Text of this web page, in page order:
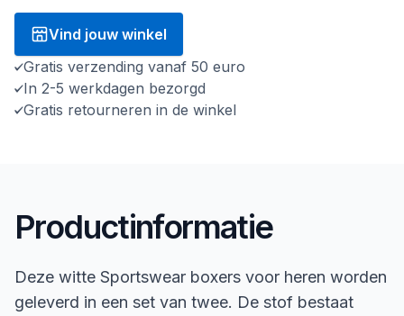
Vind jouw winkel
Gratis verzending vanaf 50 euro
In 2-5 werkdagen bezorgd
Gratis retourneren in de winkel
Productinformatie
Deze witte Sportswear boxers voor heren worden
geleverd in een set van twee. De stof bestaat